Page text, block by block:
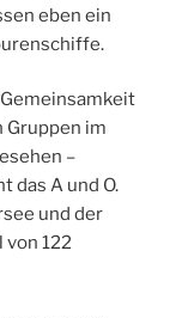
eben ein
Gruppen im
–
das A und O.
und der
von 122